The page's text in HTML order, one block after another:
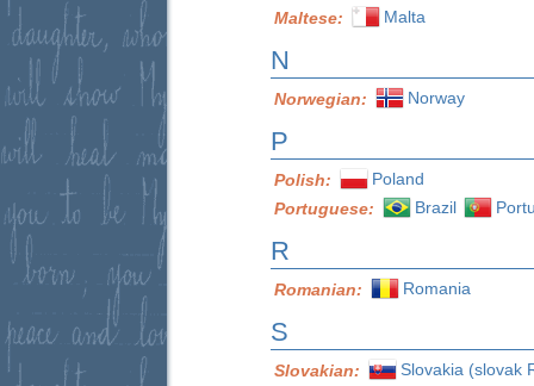
Maltese:
Malta
N
Norwegian: Norway
P
Polish:
Poland
Portuguese:
Brazil
R
Romanian: Romania
S
Slovakian:
Slovakia (slovak